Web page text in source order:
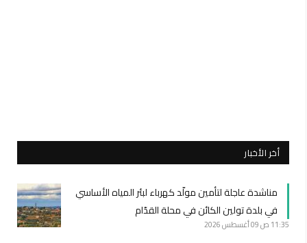
أخر الأخبار
مناشدة عاجلة لتأمين مولّد كهرباء لبئر المياه الأساسي
في بلدة تولين الكائن في محلة القدّام
11:35 ص 09 أغسطس 2026